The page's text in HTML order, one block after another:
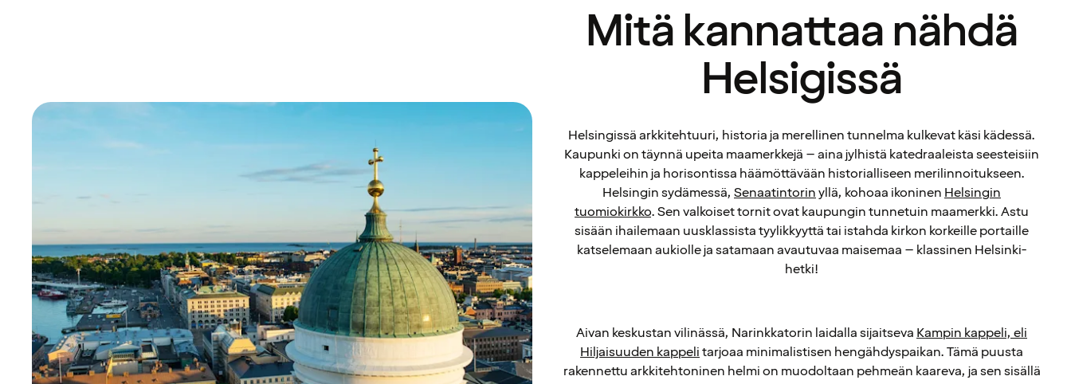
Mitä kannattaa nähdä
Helsigissä
Helsingissä arkkitehtuuri, historia ja merellinen tunnelma kulkevat käsi kädessä.
Kaupunki on täynnä upeita maamerkkejä – aina jylhistä katedraaleista seesteisiin
kappeleihin ja horisontissa häämöttävään historialliseen merilinnoitukseen.
Helsingin sydämessä, Senaatintorinyllä, kohoaa ikoninen Helsingin
tuomiokirkko. Sen valkoiset tornit ovat kaupungin tunnetuin maamerkki. Astu
sisään ihailemaan uusklassista tyylikkyyttä tai istahda kirkon korkeille portaille
katselemaan aukiolle ja satamaan avautuvaa maisemaa – klassinen Helsinki-
hetki!
Aivan keskustan vilinässä, Narinkkatorin laidalla sijaitseva Kampin kappeli, eli
Hiljaisuuden kappelitarjoaa minimalistisen hengähdyspaikan. Tämä puusta
rakennettu arkkitehtoninen helmi on muodoltaan pehmeän kaareva, ja sen sisällä